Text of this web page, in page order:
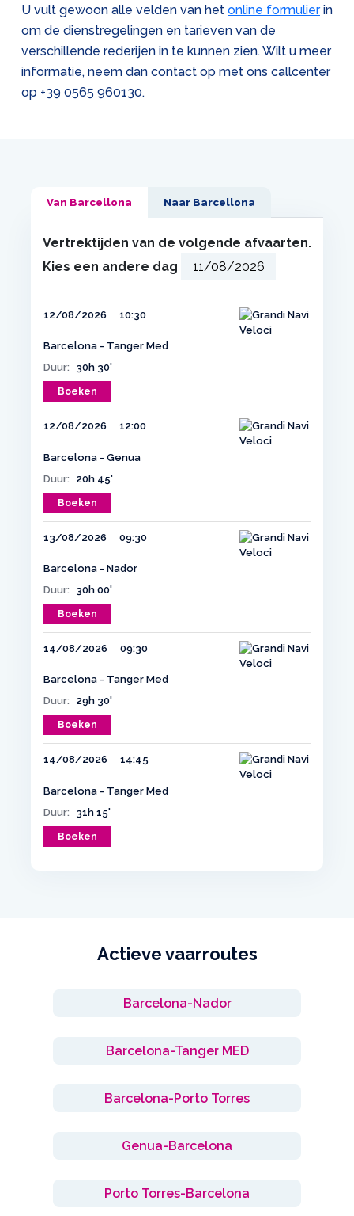
U vult gewoon alle velden van het online formulierin
om de dienstregelingen en tarieven van de
verschillende rederijen in te kunnen zien. Wilt u meer
informatie, neem dan contact op met ons callcenter
op +39 0565 960130.
Van Barcellona Naar Barcellona
Vertrektijden van de volgende afvaarten.
Kies een andere dag
12/08/2026 10:30
Barcelona - Tanger Med
Duur:
30h 30'
Boeken
12/08/2026 12:00
Barcelona - Genua
Duur:
20h 45'
Boeken
13/08/2026 09:30
Barcelona - Nador
Duur:
30h 00'
Boeken
14/08/2026 09:30
Barcelona - Tanger Med
Duur:
29h 30'
Boeken
14/08/2026 14:45
Barcelona - Tanger Med
Duur:
31h 15'
Boeken
Actieve vaarroutes
Barcelona-Nador
Barcelona-Tanger MED
Barcelona-Porto Torres
Genua-Barcelona
Porto Torres-Barcelona